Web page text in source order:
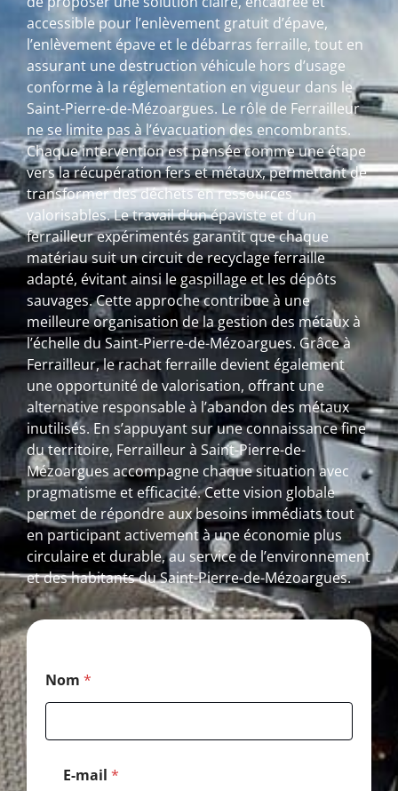
accessible pour l’enlèvement gratuit d’épave,
l’enlèvement épave et le débarras ferraille, tout en
assurant une destruction véhicule hors d’usage
conforme à la réglementation en vigueur dans le
Saint-Pierre-de-Mézoargues. Le rôle de Ferrailleur
ne se limite pas à l’évacuation des encombrants.
Chaque intervention est pensée comme une étape
vers la récupération fers et métaux, permettant de
transformer des déchets en ressources
valorisables. Le travail d’un épaviste et d’un
ferrailleur expérimentés garantit que chaque
matériau suit un circuit de recyclage ferraille
adapté, évitant ainsi le gaspillage et les dépôts
sauvages. Cette approche contribue à une
meilleure organisation de la gestion des métaux à
l’échelle du Saint-Pierre-de-Mézoargues. Grâce à
Ferrailleur, le rachat ferraille devient également
une opportunité de valorisation, offrant une
alternative responsable à l’abandon des métaux
inutilisés. En s’appuyant sur une connaissance fine
du territoire, Ferrailleur à Saint-Pierre-de-
Mézoargues accompagne chaque situation avec
pragmatisme et efficacité. Cette vision globale
permet de répondre aux besoins immédiats tout
en participant activement à une économie plus
circulaire et durable, au service de l’environnement
et des habitants du Saint-Pierre-de-Mézoargues.
Nom *
E-mail *
l
h